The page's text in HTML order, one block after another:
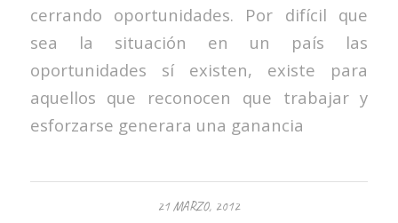
cerrando oportunidades. Por difícil que
sea la situación en un país las
oportunidades sí existen, existe para
aquellos que reconocen que trabajar y
esforzarse generara una ganancia
21 MARZO, 2012